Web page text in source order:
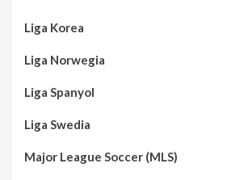
Liga Korea
Liga Norwegia
Liga Spanyol
Liga Swedia
Major League Soccer (MLS)